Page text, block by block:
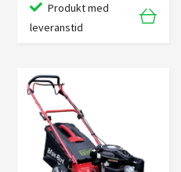
Produkt med
leveranstid